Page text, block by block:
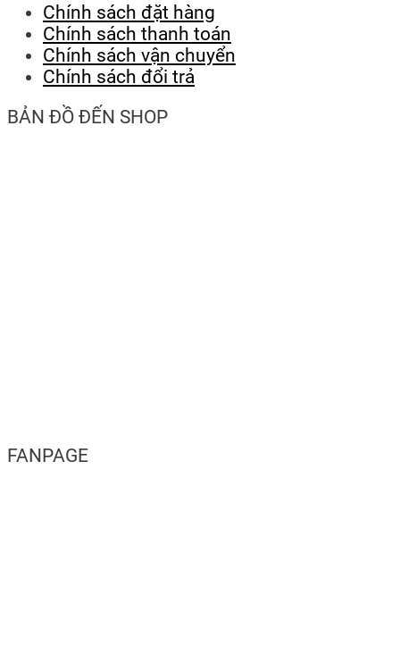
Chính sách đặt hàng
Chính sách thanh toán
Chính sách vận chuyển
Chính sách đổi trả
BẢN ĐỒ ĐẾN SHOP
FANPAGE